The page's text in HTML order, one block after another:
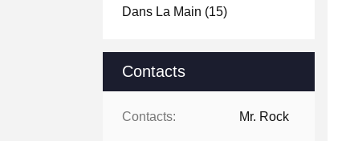
Dans La Main (15)
Contacts
Contacts: Mr. Rock